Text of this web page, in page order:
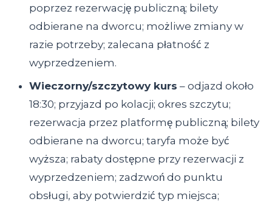
poprzez rezerwację publiczną; bilety
odbierane na dworcu; możliwe zmiany w
razie potrzeby; zalecana płatność z
wyprzedzeniem.
Wieczorny/szczytowy kurs – odjazd około
18:30; przyjazd po kolacji; okres szczytu;
rezerwacja przez platformę publiczną; bilety
odbierane na dworcu; taryfa może być
wyższa; rabaty dostępne przy rezerwacji z
wyprzedzeniem; zadzwoń do punktu
obsługi, aby potwierdzić typ miejsca;